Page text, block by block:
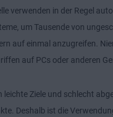
verwenden in der Regel
um Tausende von
auf einmal anzugreifen.
auf PCs oder anderen
leichte Ziele und schlecht
Deshalb ist die